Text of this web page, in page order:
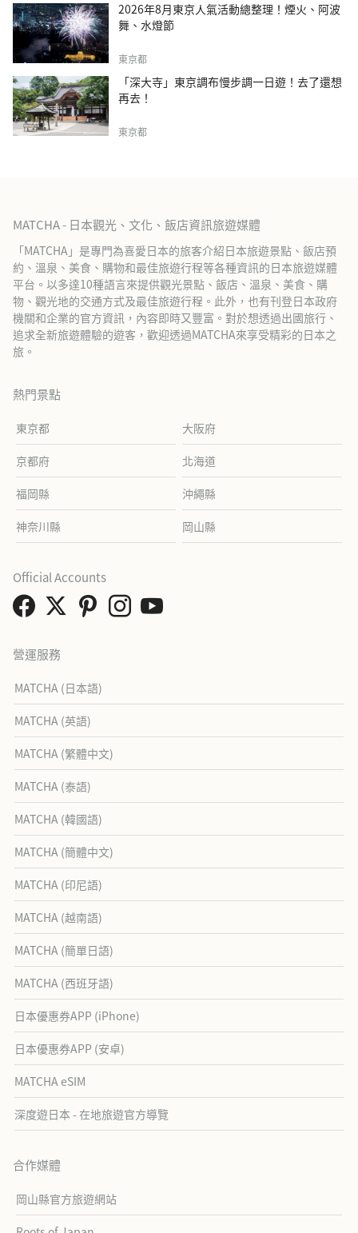
2026年8月東京人氣活動總整理！煙火、阿波
舞、水燈節
東京都
「深大寺」東京調布慢步調一日遊！去了還想
再去！
東京都
MATCHA - 日本觀光、文化、飯店資訊旅遊媒體
「MATCHA」是專門為喜愛日本的旅客介紹日本旅遊景點、飯店預
約、溫泉、美食、購物和最佳旅遊行程等各種資訊的日本旅遊媒體
平台。以多達10種語言來提供觀光景點、飯店、溫泉、美食、購
物、觀光地的交通方式及最佳旅遊行程。此外，也有刊登日本政府
機關和企業的官方資訊，內容即時又豐富。對於想透過出國旅行、
追求全新旅遊體驗的遊客，歡迎透過MATCHA來享受精彩的日本之
旅。
熱門景點
東京都 大阪府
京都府 北海道
福岡縣 沖繩縣
神奈川縣 岡山縣
營運服務
MATCHA (日本語)
MATCHA (英語)
MATCHA (繁體中文)
MATCHA (泰語)
MATCHA (韓國語)
MATCHA (簡體中文)
MATCHA (印尼語)
MATCHA (越南語)
MATCHA (簡單日語)
MATCHA (西班牙語)
日本優惠券APP (iPhone)
日本優惠券APP (安卓)
MATCHA eSIM
深度遊日本 - 在地旅遊官方導覽
合作媒體
岡山縣官方旅遊網站
Official Accounts